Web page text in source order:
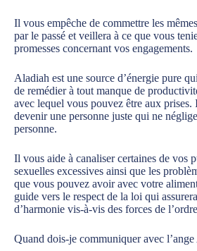
Il vous empêche de commettre les
par le passé et veillera à ce que vous
promesses concernant vos engagements.
Aladiah est une source d’énergie pure
de remédier à tout manque de
avec lequel vous pouvez être aux prises.
devenir une personne juste qui ne
personne.
Il vous aide à canaliser certaines de vos
sexuelles excessives ainsi que les
que vous pouvez avoir avec votre
guide vers le respect de la loi qui
d’harmonie vis-à-vis des forces de
Quand dois-je communiquer avec